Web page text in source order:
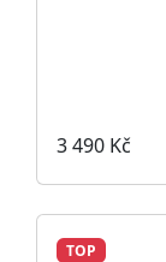
3 490 Kč
TOP